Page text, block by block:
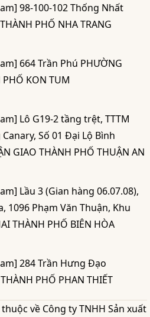
98-100-102 Thống Nhất
PHỐ NHA TRANG
664 Trần Phú PHƯỜNG
PHỐ KON TUM
Lô G19-2 tầng trệt, TTTM
Số 01 Đại Lộ Bình
GIAO THÀNH PHỐ THUẬN AN
Lầu 3 (Gian hàng 06.07.08),
1096 Phạm Văn Thuận, Khu
THÀNH PHỐ BIÊN HÒA
284 Trần Hưng Đạo
PHỐ PHAN THIẾT
về Công ty TNHH Sản xuất